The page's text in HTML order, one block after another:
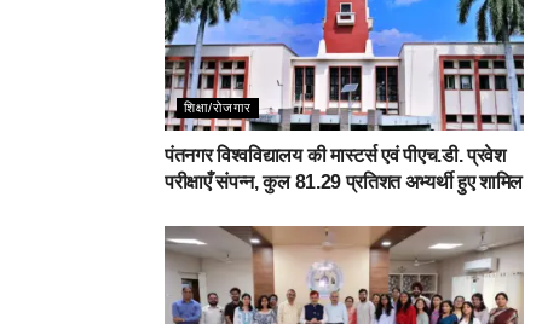
शिक्षा/रोजगार
पंतनगर विश्वविद्यालय की मास्टर्स एवं पीएच.डी. प्रवेश
परीक्षाएँ संपन्न, कुल 81.29 प्रतिशत अभ्यर्थी हुए शामिल